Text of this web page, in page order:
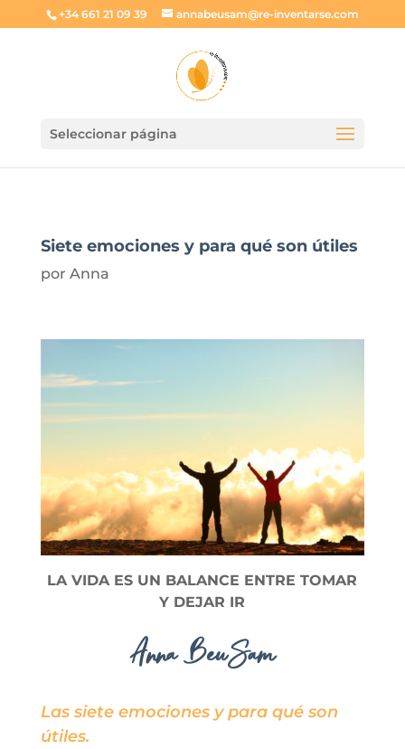
+34 661 21 09 39 annabeusam@re-inventarse.com
Seleccionar página
Siete emociones y para qué son útiles
por Anna
LA VIDA ES UN BALANCE ENTRE TOMAR
Y DEJAR IR
Anna BeuSam
Las siete emociones y para qué son
útiles.